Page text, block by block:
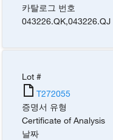
카탈로그 번호
043226.QK,043226.QJ
Lot #
T272055
증명서 유형
Certificate of Analysis
날짜